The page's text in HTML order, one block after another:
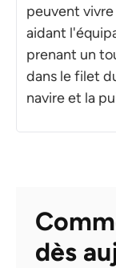
peuvent
aidant
prenant un
dans le filet
navire et la
dès